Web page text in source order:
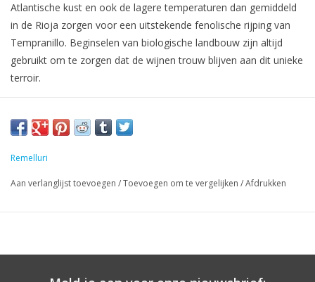
Atlantische kust en ook de lagere temperaturen dan gemiddeld
in de Rioja zorgen voor een uitstekende fenolische rijping van
Tempranillo. Beginselen van biologische landbouw zijn altijd
gebruikt om te zorgen dat de wijnen trouw blijven aan dit unieke
terroir.
Remelluri
Aan verlanglijst toevoegen /Toevoegen om te vergelijken /Afdrukken